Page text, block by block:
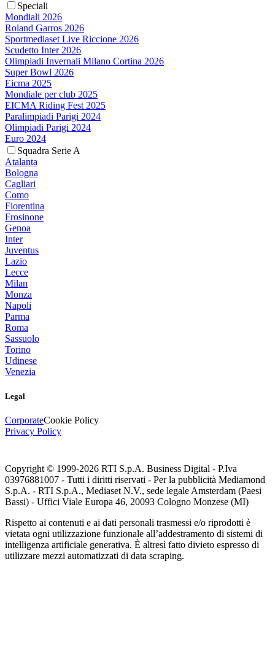
Speciali
Mondiali 2026
Roland Garros 2026
Sportmediaset Live Riccione 2026
Scudetto Inter 2026
Olimpiadi Invernali Milano Cortina 2026
Super Bowl 2026
Eicma 2025
Mondiale per club 2025
EICMA Riding Fest 2025
Paralimpiadi Parigi 2024
Olimpiadi Parigi 2024
Euro 2024
Squadra Serie A
Atalanta
Bologna
Cagliari
Como
Fiorentina
Frosinone
Genoa
Inter
Juventus
Lazio
Lecce
Milan
Monza
Napoli
Parma
Roma
Sassuolo
Torino
Udinese
Venezia
Legal
CorporateCookie Policy
Privacy Policy
Copyright © 1999-2026 RTI S.p.A. Business Digital - P.Iva
03976881007 - Tutti i diritti riservati - Per la pubblicità Mediamond
S.p.A. - RTI S.p.A., Mediaset N.V., sede legale Amsterdam (Paesi
Bassi) - Uffici Viale Europa 46, 20093 Cologno Monzese (MI)
Rispetto ai contenuti e ai dati personali trasmessi e/o riprodotti è
vietata ogni utilizzazione funzionale all’addestramento di sistemi di
intelligenza artificiale generativa. È altresì fatto divieto espresso di
utilizzare mezzi automatizzati di data scraping.